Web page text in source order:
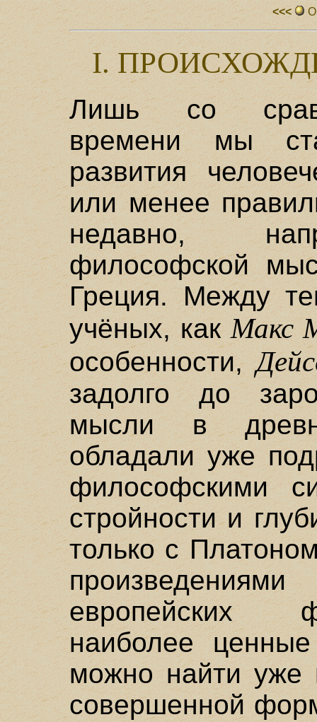
<<<
I.
Лишь со
времени мы
развития
или менее
недавно,
философской
Греция. Между
учёных, какМакс
особенности,
задолго до
мысли в
обладали уже
философскими
стройности и
только с
европейских
наиболее
можно найти уже
совершенной